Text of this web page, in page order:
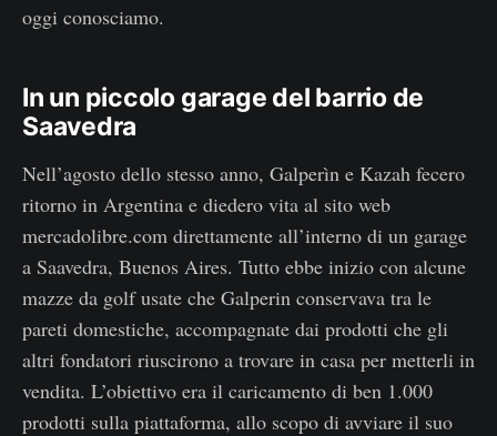
oggi conosciamo.
In un piccolo garage del barrio de
Saavedra
Nell’agosto dello stesso anno, Galperìn e Kazah fecero
ritorno in Argentina e diedero vita al sito web
mercadolibre.com direttamente all’interno di un garage
a Saavedra, Buenos Aires. Tutto ebbe inizio con alcune
mazze da golf usate che Galperin conservava tra le
pareti domestiche, accompagnate dai prodotti che gli
altri fondatori riuscirono a trovare in casa per metterli in
vendita. L’obiettivo era il caricamento di ben 1.000
prodotti sulla piattaforma, allo scopo di avviare il suo